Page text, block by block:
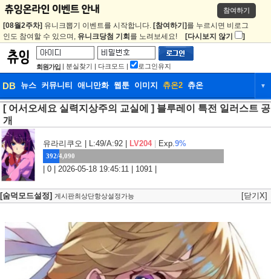
참여하기
[08월2주차] 유니크뽑기 이벤트를 시작합니다. [참여하기] 를 누르시면 비로그
인도 참여할 수 있으며, 유니크당첨 기회 를 노려보세요! [다시보지 않기 ]
회원가입 | 분실찾기 | 다크모드 | 로그인유지
DB 뉴스 커뮤니티 애니만화 웹툰 이미지 츄온2 츄온 ▼
DB 뉴스 커뮤니티 애니만화
웹툰
[ 어서오세요 실력지상주의 교실에 ] 블루레이 특전 일러스트 공
개
유라리쿠오 | L:49/A:92 | LV204 Exp.9%
392/4,090
| 0 | 2026-05-18 19:45:11 | 1091 |
[숨덕모드설정] 게시판최상단항상설정가능 [닫기X]